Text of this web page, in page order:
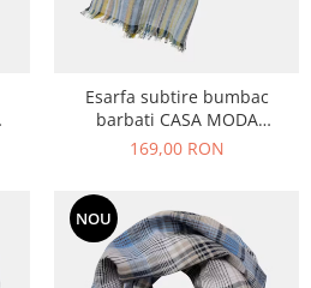
Esarfa subtire bumbac
barbati CASA MODA
galben/albastru dungulite
169,00 RON
NOU